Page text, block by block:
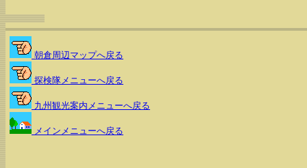
朝倉周辺マップへ戻る
探検隊メニューへ戻る
九州観光案内メニューへ戻る
メインメニューへ戻る